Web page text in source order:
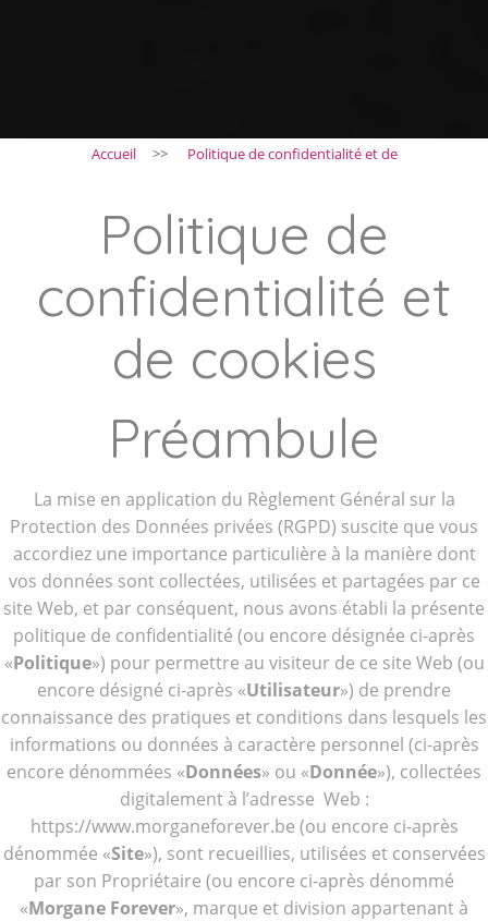
Accueil >> Politique de confidentialité et de
Politique de
confidentialité et
de cookies
Préambule
La mise en application du Règlement Général sur la
Protection des Données privées (RGPD) suscite que vous
accordiez une importance particulière à la manière dont
vos données sont collectées, utilisées et partagées par ce
site Web, et par conséquent, nous avons établi la présente
politique de confidentialité (ou encore désignée ci-après
«Politique») pour permettre au visiteur de ce site Web (ou
encore désigné ci-après «Utilisateur») de prendre
connaissance des pratiques et conditions dans lesquels les
informations ou données à caractère personnel (ci-après
encore dénommées «Données» ou «Donnée»), collectées
digitalement à l’adresse Web :
https://www.morganeforever.be (ou encore ci-après
dénommée «Site»), sont recueillies, utilisées et conservées
par son Propriétaire (ou encore ci-après dénommé
«Morgane Forever», marque et division appartenant à